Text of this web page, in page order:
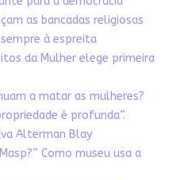
as bancadas religiosas
à espreita
da Mulher elege primeira
a matar as mulheres?
é profunda”.
Alterman Blay
Como museu usa a